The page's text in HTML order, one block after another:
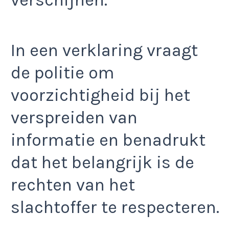
In een verklaring vraagt
de politie om
voorzichtigheid bij het
verspreiden van
informatie en benadrukt
dat het belangrijk is de
rechten van het
slachtoffer te respecteren.